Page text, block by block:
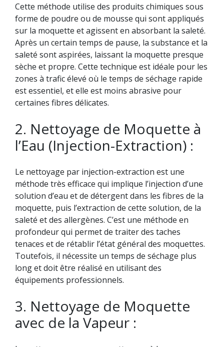
Cette méthode utilise des produits chimiques sous
forme de poudre ou de mousse qui sont appliqués
sur la moquette et agissent en absorbant la saleté.
Après un certain temps de pause, la substance et la
saleté sont aspirées, laissant la moquette presque
sèche et propre. Cette technique est idéale pour les
zones à trafic élevé où le temps de séchage rapide
est essentiel, et elle est moins abrasive pour
certaines fibres délicates.
2. Nettoyage de Moquette à
l’Eau (Injection-Extraction) :
Le nettoyage par injection-extraction est une
méthode très efficace qui implique l’injection d’une
solution d’eau et de détergent dans les fibres de la
moquette, puis l’extraction de cette solution, de la
saleté et des allergènes. C’est une méthode en
profondeur qui permet de traiter des taches
tenaces et de rétablir l’état général des moquettes.
Toutefois, il nécessite un temps de séchage plus
long et doit être réalisé en utilisant des
équipements professionnels.
3. Nettoyage de Moquette
avec de la Vapeur :